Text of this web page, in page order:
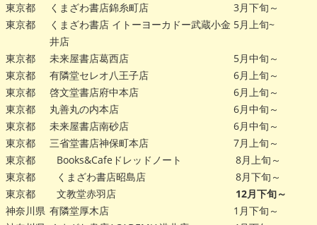
東京都
くまざわ書店錦糸町店
3月下旬～
東京都
くまざわ書店 イトーヨーカドー武蔵小金
井店
5月上旬~
東京都 未来屋書店葛西店
5月中旬～
東京都
有隣堂セレオ八王子店
6月上旬～
東京都
啓文堂書店府中本店
6月上旬～
東京都
丸善丸の内本店
6月中旬～
東京都
未来屋書店南砂店
6月中旬～
東京都
三省堂書店神保町本店
7月上旬～
東京都
Books&Cafeドレッドノート
8月上旬～
東京都
くまざわ書店昭島店
8月下旬～
東京都
文教堂赤羽店
12月下旬～
神奈川県 有隣堂厚木店
1月下旬～